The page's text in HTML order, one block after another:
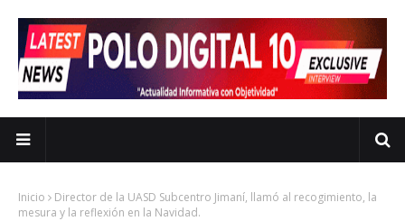
Inicio
Director de la UASD Subcentro Jimaní, llamó al recogimiento, la
mesura y la reflexión en la Navidad.